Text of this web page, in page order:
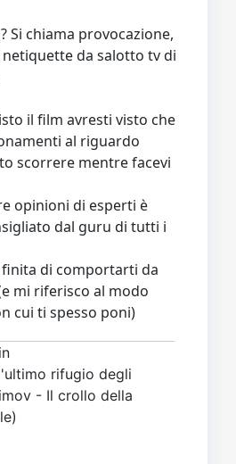
Si chiama provocazione,
da salotto tv di
il film avresti visto che
al riguardo
scorrere mentre facevi
opinioni di esperti è
dal guru di tutti i
di comportarti da
mi riferisco al modo
cui ti spesso poni)
rifugio degli
- Il crollo della